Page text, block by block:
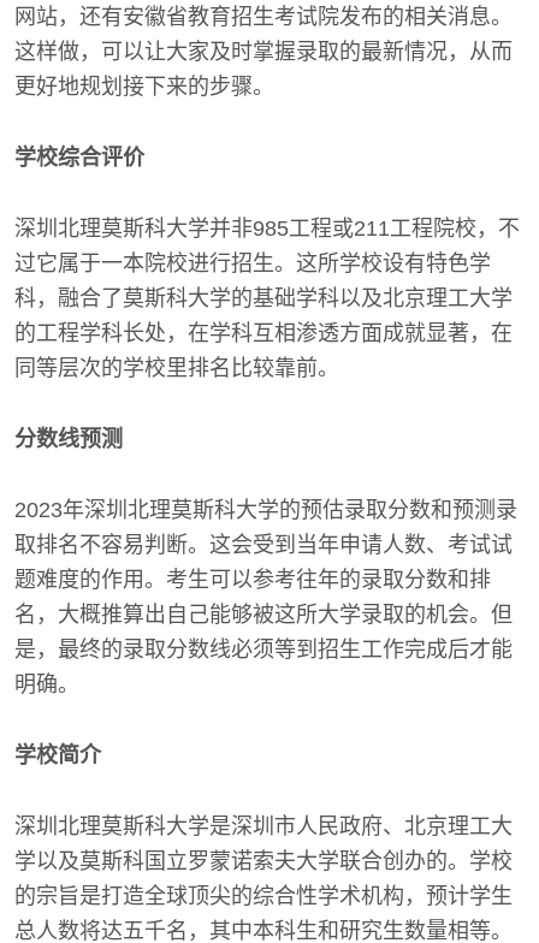
网站，还有安徽省教育招生考试院发布的相关消息。
这样做，可以让大家及时掌握录取的最新情况，从而
更好地规划接下来的步骤。
学校综合评价
深圳北理莫斯科大学并非985工程或211工程院校，不
过它属于一本院校进行招生。这所学校设有特色学
科，融合了莫斯科大学的基础学科以及北京理工大学
的工程学科长处，在学科互相渗透方面成就显著，在
同等层次的学校里排名比较靠前。
分数线预测
2023年深圳北理莫斯科大学的预估录取分数和预测录
取排名不容易判断。这会受到当年申请人数、考试试
题难度的作用。考生可以参考往年的录取分数和排
名，大概推算出自己能够被这所大学录取的机会。但
是，最终的录取分数线必须等到招生工作完成后才能
明确。
学校简介
深圳北理莫斯科大学是深圳市人民政府、北京理工大
学以及莫斯科国立罗蒙诺索夫大学联合创办的。学校
的宗旨是打造全球顶尖的综合性学术机构，预计学生
总人数将达五千名，其中本科生和研究生数量相等。